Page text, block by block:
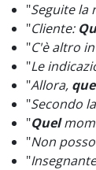
"Seguite la
"Cliente:
"C'è altro in
"Le
"Allora,
"Secondo
"Quel
"Non
"